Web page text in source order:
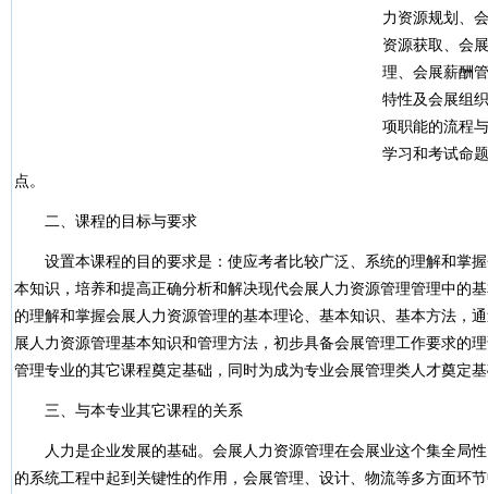
力资源规划、
资源获取、会
理、会展薪酬
特性及会展组
项职能的流程
学习和考试命
点。
二、课程的目标与要求
设置本课程的目的要求是：使应考者比较广泛、系统的理解和掌握
本知识，培养和提高正确分析和解决现代会展人力资源管理管理中的
的理解和掌握会展人力资源管理的基本理论、基本知识、基本方法，
展人力资源管理基本知识和管理方法，初步具备会展管理工作要求的
管理专业的其它课程奠定基础，同时为成为专业会展管理类人才奠定
三、与本专业其它课程的关系
人力是企业发展的基础。会展人力资源管理在会展业这个集全局性
的系统工程中起到关键性的作用，会展管理、设计、物流等多方面环